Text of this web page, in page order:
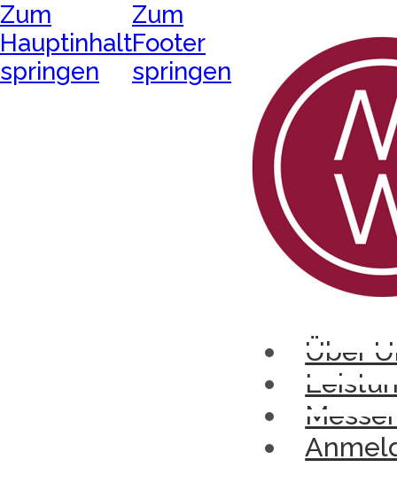
Zum
Hauptinhalt
springen
Zum
Footer
springen
Über